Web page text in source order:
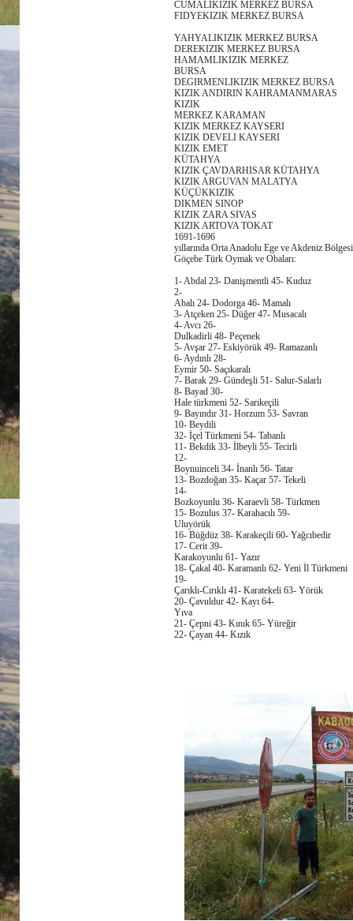
CUMALIKIZIK MERKEZ BURSA
FIDYEKIZIK MERKEZ BURSA
YAHYALIKIZIK MERKEZ BURSA
DEREKIZIK MERKEZ BURSA
HAMAMLIKIZIK MERKEZ
BURSA
DEGIRMENLIKIZIK MERKEZ BURSA
KIZIK ANDIRIN KAHRAMANMARAS
KIZIK
MERKEZ KARAMAN
KIZIK MERKEZ KAYSERI
KIZIK DEVELI KAYSERI
KIZIK EMET
KÜTAHYA
KIZIK ÇAVDARHISAR KÜTAHYA
KIZIK ARGUVAN MALATYA
KÜÇÜKKIZIK
DIKMEN SINOP
KIZIK ZARA SIVAS
KIZIK ARTOVA TOKAT
1691-1696
yıllarında Orta Anadolu Ege ve Akdeniz
Göçebe Türk Oymak ve Obaları:
1- Abdal 23- Danişmentli 45- Kuduz
2-
Abalı 24- Dodorga 46- Mamalı
3- Atçeken 25- Düğer 47- Musacalı
4- Avcı 26-
Dulkadirli 48- Peçenek
5- Avşar 27- Eskiyörük 49- Ramazanlı
6- Aydınlı 28-
Eymir 50- Saçıkaralı
7- Barak 29- Gündeşli 51- Salur-Salarlı
8- Bayad 30-
Hale türkmeni 52- Sarıkeçili
9- Bayındır 31- Horzum 53- Savran
10- Beydili
32- İçel Türkmeni 54- Tabanlı
11- Bekdik 33- İlbeyli 55- Tecirli
12-
Boynuinceli 34- İnanlı 56- Tatar
13- Bozdoğan 35- Kaçar 57- Tekeli
14-
Bozkoyunlu 36- Karaevli 58- Türkmen
15- Bozulus 37- Karahacılı 59-
Uluyörük
16- Büğdüz 38- Karakeçili 60- Yağcıbedir
17- Cerit 39-
Karakoyunlu 61- Yazır
18- Çakal 40- Karamanlı 62- Yeni İl Türkmeni
19-
Çarıklı-Cırıklı 41- Karatekeli 63- Yörük
20- Çavuldur 42- Kayı 64-
Yıva
21- Çepni 43- Kınık 65- Yüreğir
22- Çayan 44- Kızık